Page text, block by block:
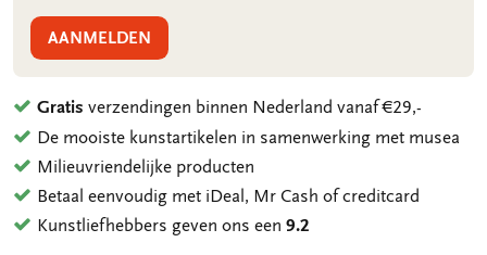
AANMELDEN
Gratis verzendingen binnen Nederland vanaf €29,-
De mooiste kunstartikelen in samenwerking met musea
Milieuvriendelijke producten
Betaal eenvoudig met iDeal, Mr Cash of creditcard
Kunstliefhebbers geven ons een9.2